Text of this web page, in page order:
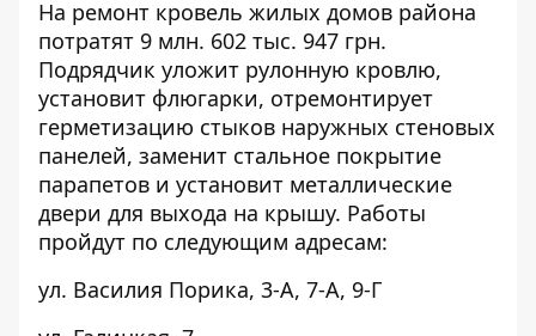
На ремонт кровель жилых домов района
потратят 9 млн. 602 тыс. 947 грн.
Подрядчик уложит рулонную кровлю,
установит флюгарки, отремонтирует
герметизацию стыков наружных стеновых
панелей, заменит стальное покрытие
парапетов и установит металлические
двери для выхода на крышу. Работы
пройдут по следующим адресам:
ул. Василия Порика, 3-А, 7-А, 9-Г